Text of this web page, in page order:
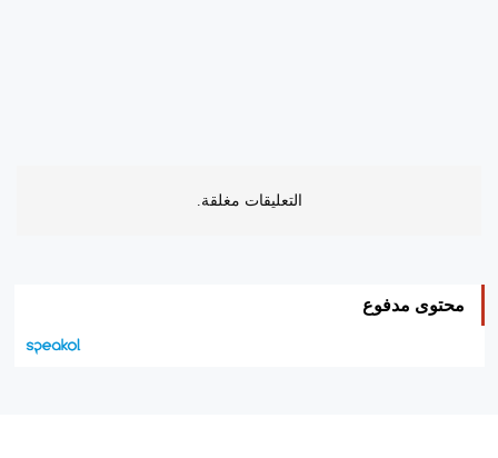
التعليقات مغلقة.
محتوى مدفوع